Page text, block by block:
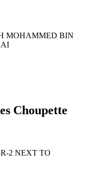
MOHAMMED BIN
Choupette
2 NEXT TO